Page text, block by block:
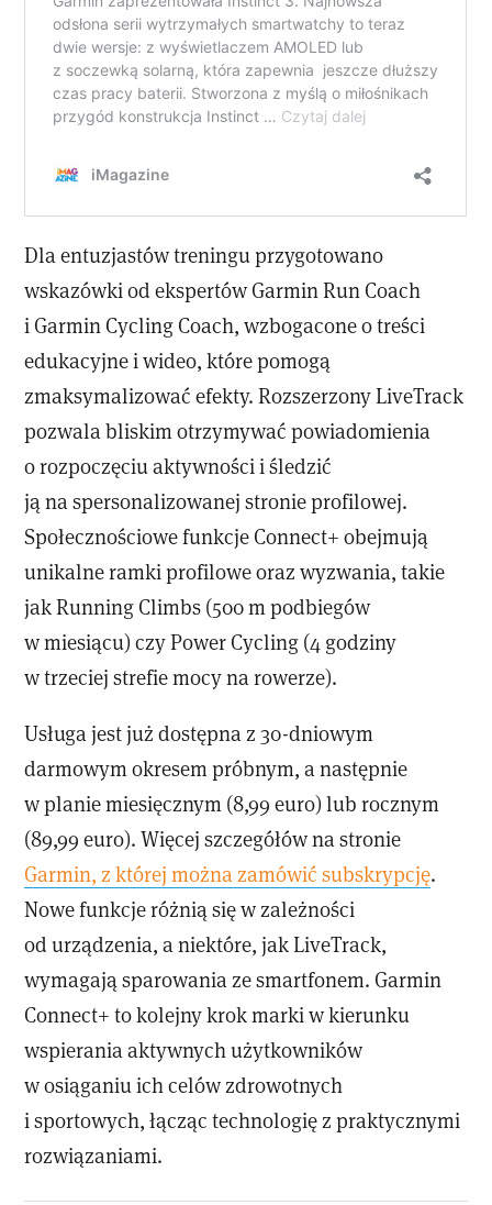
Dla entuzjastów treningu przygotowano
wskazówki od ekspertów Garmin Run Coach
i Garmin Cycling Coach, wzbogacone o treści
edukacyjne i wideo, które pomogą
zmaksymalizować efekty. Rozszerzony LiveTrack
pozwala bliskim otrzymywać powiadomienia
o rozpoczęciu aktywności i śledzić
ją na spersonalizowanej stronie profilowej.
Społecznościowe funkcje Connect+ obejmują
unikalne ramki profilowe oraz wyzwania, takie
jak Running Climbs (500 m podbiegów
w miesiącu) czy Power Cycling (4 godziny
w trzeciej strefie mocy na rowerze).
Usługa jest już dostępna z 30-dniowym
darmowym okresem próbnym, a następnie
w planie miesięcznym (8,99 euro) lub rocznym
(89,99 euro). Więcej szczegółów na stronie
Garmin, z której można zamówić subskrypcję.
Nowe funkcje różnią się w zależności
od urządzenia, a niektóre, jak LiveTrack,
wymagają sparowania ze smartfonem. Garmin
Connect+ to kolejny krok marki w kierunku
wspierania aktywnych użytkowników
w osiąganiu ich celów zdrowotnych
i sportowych, łącząc technologię z praktycznymi
rozwiązaniami.